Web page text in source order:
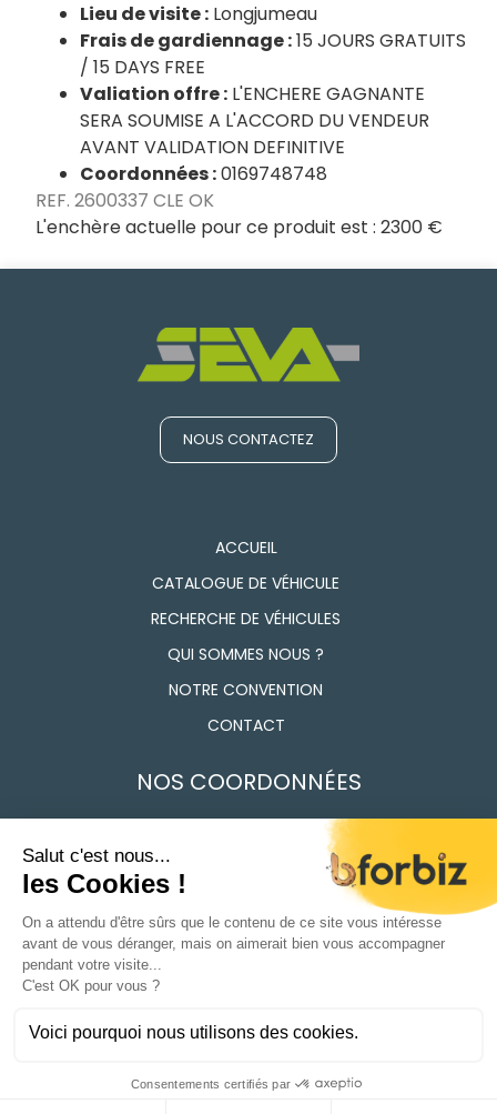
Lieu de visite : Longjumeau
Frais de gardiennage :15 JOURS GRATUITS
/ 15 DAYS FREE
Valiation offre : L'ENCHERE GAGNANTE
SERA SOUMISE A L'ACCORD DU VENDEUR
AVANT VALIDATION DEFINITIVE
Coordonnées :0169748748
REF. 2600337 CLE OK
L'enchère actuelle pour ce produit est :2300 €
NOUS CONTACTEZ
ACCUEIL
CATALOGUE DE VÉHICULE
RECHERCHE DE VÉHICULES
QUI SOMMES NOUS ?
NOTRE CONVENTION
CONTACT
NOS COORDONNÉES
7 Route des Frères Lumière, 91160 Longjumeau
Du Lundi au vendredi 9h - 12h / 14h - 18h
CONDITIONS GÉNÉRALES DE VENTE
POLITIQUE DE CONFIDENTIALITÉ
Ⓒ 2024 | TOUS DROITS RÉSERVÉSAGENCE WEB
01 69 74 17 50